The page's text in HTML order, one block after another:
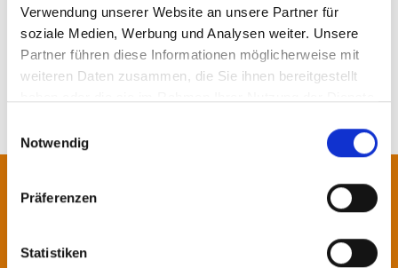
Verwendung unserer Website an unsere Partner für
soziale Medien, Werbung und Analysen weiter. Unsere
Partner führen diese Informationen möglicherweise mit
weiteren Daten zusammen, die Sie ihnen bereitgestellt
Notwendig
Präferenzen
Statistiken
更多动态
我们的专家期待为您提供咨询或服